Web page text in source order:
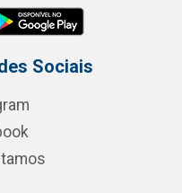
Sociais